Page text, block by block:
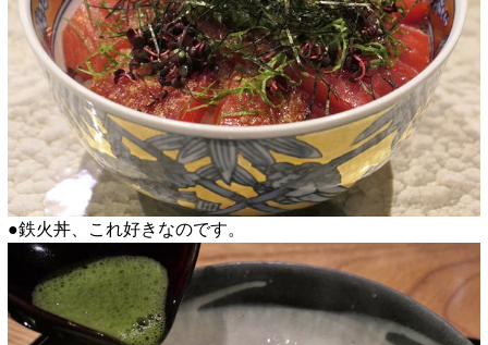
●鉄火丼、これ好きなのです。